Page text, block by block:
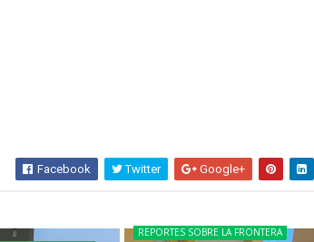
Facebook Twitter Google+
REPORTES SOBRE LA FRONTERA